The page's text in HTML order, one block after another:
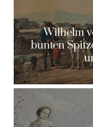
Wilhelm
bunten